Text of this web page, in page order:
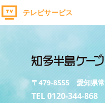
テレビサービス
〒479-8555 愛知県
TEL 0120-344-868